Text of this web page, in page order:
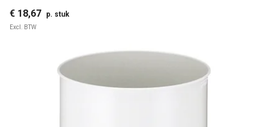
€ 18,67 p. stuk
Excl. BTW